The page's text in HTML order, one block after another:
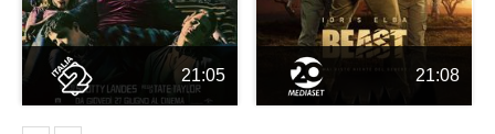
21:05 21:08